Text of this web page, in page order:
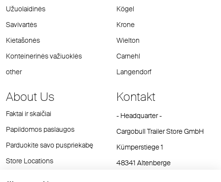
Užuolaidinės
Savivartės
Kietašonės
Konteinerinės važiuoklės
other
Kögel
Krone
Wielton
Carnehl
Langendorf
About Us
Faktai ir skaičiai
Papildomos paslaugos
Parduokite savo puspriekabę
Store Locations
Kontakt
- Headquarter -
Cargobull Trailer Store GmbH
Kümperstiege 1
48341 Altenberge